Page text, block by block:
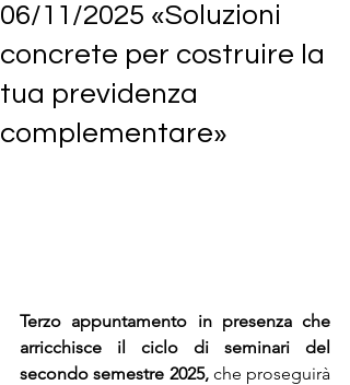
06/11/2025 «Soluzioni
concrete per costruire la
tua previdenza
complementare»
Terzo appuntamento in presenza che
arricchisce il ciclo di seminari del
secondo semestre 2025, che proseguirà